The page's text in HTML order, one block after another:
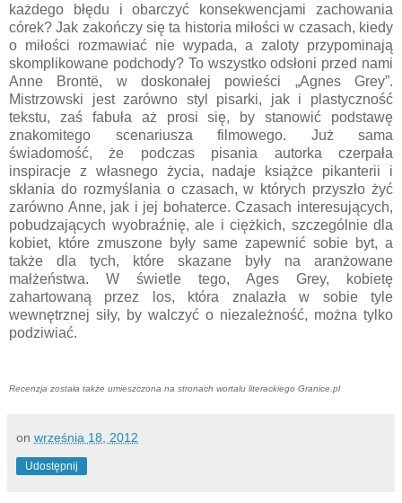
każdego błędu i obarczyć konsekwencjami zachowania
córek? Jak zakończy się ta historia miłości w czasach, kiedy
o miłości rozmawiać nie wypada, a zaloty przypominają
skomplikowane podchody? To wszystko odsłoni przed nami
Anne Brontë, w doskonałej powieści „Agnes Grey”.
Mistrzowski jest zarówno styl pisarki, jak i plastyczność
tekstu, zaś fabuła aż prosi się, by stanowić podstawę
znakomitego scenariusza filmowego. Już sama
świadomość, że podczas pisania autorka czerpała
inspiracje z własnego życia, nadaje książce pikanterii i
skłania do rozmyślania o czasach, w których przyszło żyć
zarówno Anne, jak i jej bohaterce. Czasach interesujących,
pobudzających wyobraźnię, ale i ciężkich, szczególnie dla
kobiet, które zmuszone były same zapewnić sobie byt, a
także dla tych, które skazane były na aranżowane
małżeństwa. W świetle tego, Ages Grey, kobietę
zahartowaną przez los, która znalazła w sobie tyle
wewnętrznej siły, by walczyć o niezależność, można tylko
podziwiać.
Recenzja została także umieszczona na stronach wortalu literackiego Granice.pl
on września 18, 2012
Udostępnij